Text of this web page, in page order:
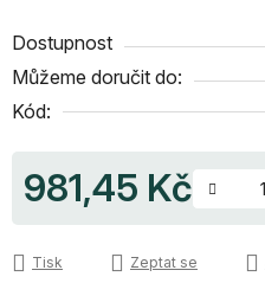
Dostupnost
Můžeme doručit do:
Kód:
981,45 Kč
Tisk Zeptat se